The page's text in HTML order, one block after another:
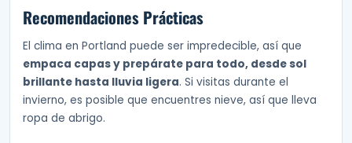
Recomendaciones Prácticas
El clima en Portland puede ser impredecible, así que
empaca capas y prepárate para todo, desde sol
brillante hasta lluvia ligera. Si visitas durante el
invierno, es posible que encuentres nieve, así que lleva
ropa de abrigo.